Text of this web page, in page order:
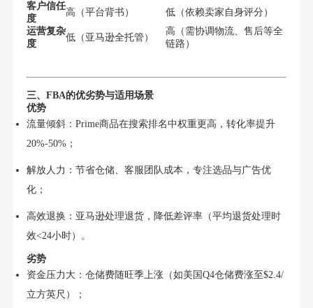
客户信任
度
高（平台背书）
低（依赖卖家自身评分）
运营复杂
度
低（亚马逊全托管）
高（需协调物流、售后等全
链路）
三、FBA的优劣势与适用场景
优势
流量倾斜：Prime商品在搜索排名中权重更高，转化率提升
20%-50%；
解放人力：节省仓储、客服团队成本，专注选品与广告优
化；
高效退换：亚马逊处理退货，降低差评率（平均退货处理时
效<24小时）。
劣势
资金压力大：仓储费随旺季上涨（如美国Q4仓储费涨至$2.4/
立方英尺）；